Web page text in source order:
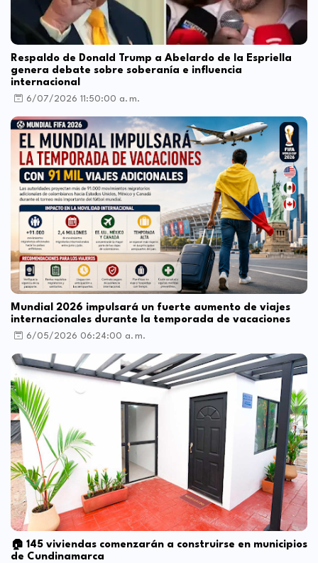
Respaldo de Donald Trump a Abelardo de la Espriella
genera debate sobre soberanía e influencia
internacional
6/07/2026 11:50:00 a. m.
Mundial 2026 impulsará un fuerte aumento de viajes
internacionales durante la temporada de vacaciones
6/05/2026 06:24:00 a. m.
🏠 145 viviendas comenzarán a construirse en municipios
de Cundinamarca